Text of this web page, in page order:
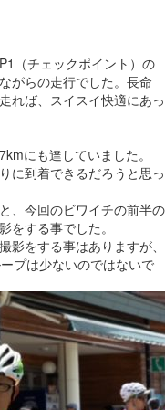
（チェックポイント）の
がらの走行でした。長命
れば、スイスイ快適にあっ
にも達していました。
に到着できるだろうと思っ
、今回のビワイチの前半の
をする事でした。
影をする事はありますが、
プは少ないのではないで